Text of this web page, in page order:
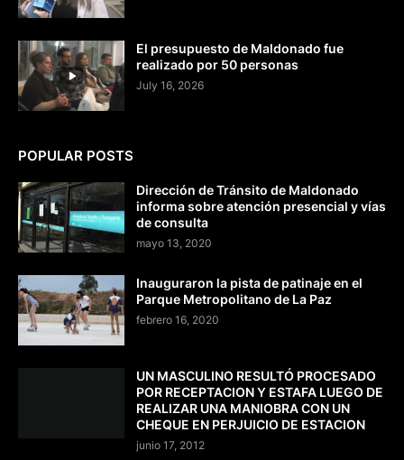
El presupuesto de Maldonado fue
realizado por 50 personas
July 16, 2026
POPULAR POSTS
Dirección de Tránsito de Maldonado
informa sobre atención presencial y vías
de consulta
mayo 13, 2020
Inauguraron la pista de patinaje en el
Parque Metropolitano de La Paz
febrero 16, 2020
UN MASCULINO RESULTÓ PROCESADO
POR RECEPTACION Y ESTAFA LUEGO DE
REALIZAR UNA MANIOBRA CON UN
CHEQUE EN PERJUICIO DE ESTACION
junio 17, 2012